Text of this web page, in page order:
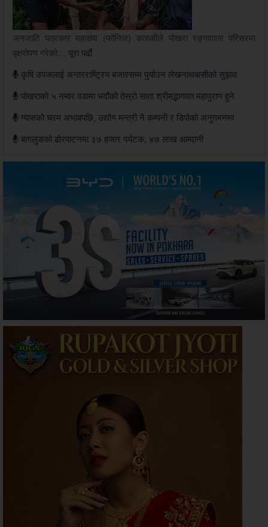
जनजाति पत्रकार महासंघ (फोनिज) कास्कीले पोखरा रङ्गशाला परिसरमा
वृक्षरोपण गरेको… पूरा पढौं
कृषि उपजलाई अन्तरराष्ट्रिय बजारसम्म पुर्याउन लेखनाथबासीको सुझाव
पोखराको ५ नम्वर वडामा भदौंको तेस्रो साता श्रीमद्भागवत महापुराण हुने
ग्यासको चरम अभावपछि, उद्योग मन्त्री नै कम्पनी र डिपोको अनुगमनमा
बागलुङको ढोरपाटनमा ३७ हजार पर्यटक, ४७ लाख आम्दानी